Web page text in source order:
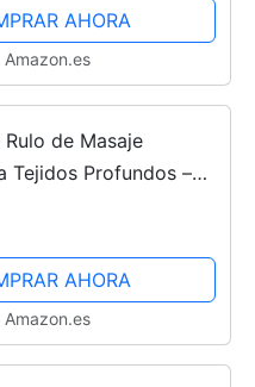
AHORA
Amazon.es
de Masaje
Tejidos Profundos –
Roller Masajeador
de...AHORA
Amazon.es